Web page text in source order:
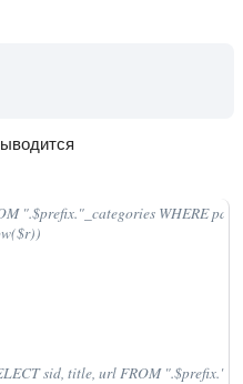
".$prefix."_categories WHERE
sid, title, url FROM